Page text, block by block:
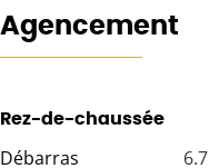
Agencement
Rez-de-chaussée
Débarras 6.7